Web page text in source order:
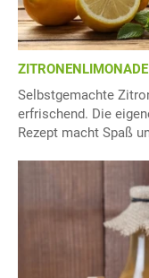
ZITRONENLIMONADE
Selbstgemachte
erfrischend. Die
Rezept macht Spaß